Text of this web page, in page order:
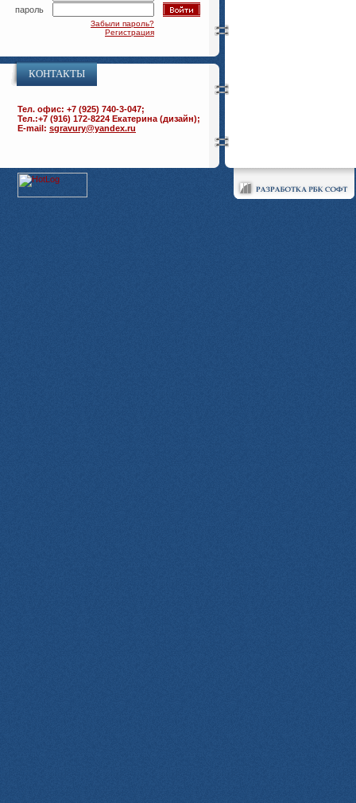
пароль
Забыли пароль?
Регистрация
КОНТАКТЫ
Тел. офис: +7 (925) 740-3-047;
Тел.:+7 (916) 172-8224 Екатерина (дизайн);
E-mail: sgravury@yandex.ru